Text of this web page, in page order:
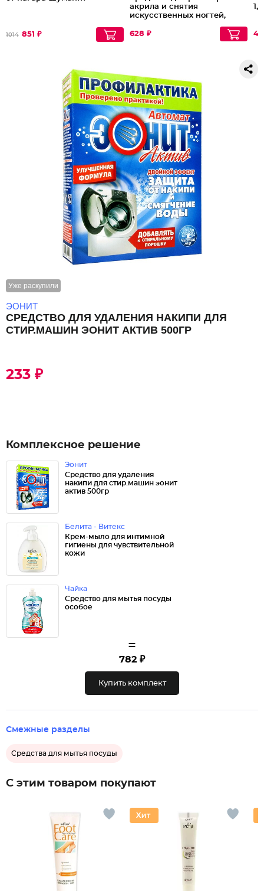
1014 851 ₽
акрила и снятия
искусственных ногтей,
Remover, 1000 мл
628 ₽
Уже раскупили
ЭОНИТ
СРЕДСТВО ДЛЯ УДАЛЕНИЯ НАКИПИ ДЛЯ
СТИР.МАШИН ЭОНИТ АКТИВ 500ГР
233 ₽
Комплексное решение
Эонит
Средство для удаления
накипи для стир.машин эонит
актив 500гр
Белита - Витекс
Крем-мыло для интимной
гигиены для чувствительной
кожи
Чайка
Средство для мытья посуды
особое
=
782 ₽
Купить комплект
Смежные разделы
Средства для мытья посуды
С этим товаром покупают